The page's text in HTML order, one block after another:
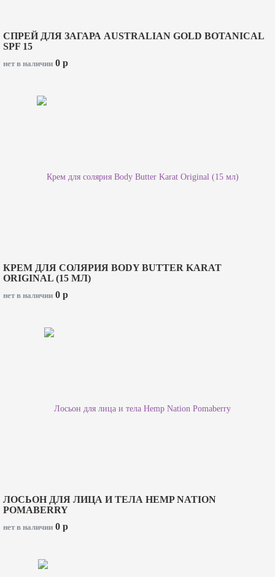
СПРЕЙ ДЛЯ ЗАГАРА AUSTRALIAN GOLD BOTANICAL
SPF 15
нет в наличии 0 p
КРЕМ ДЛЯ СОЛЯРИЯ BODY BUTTER KARAT
ORIGINAL (15 МЛ)
нет в наличии 0 p
ЛОСЬОН ДЛЯ ЛИЦА И ТЕЛА HEMP NATION
POMABERRY
нет в наличии 0 p